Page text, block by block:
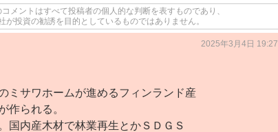
メントはすべて投稿者の個人的な判断を表すものであり、
が投資の勧誘を目的としているものではありません。
2025年3月4日 19:27
ミサワホームが進めるフィンランド産
作られる。
国内産木材で林業再生とかＳＤＧＳ